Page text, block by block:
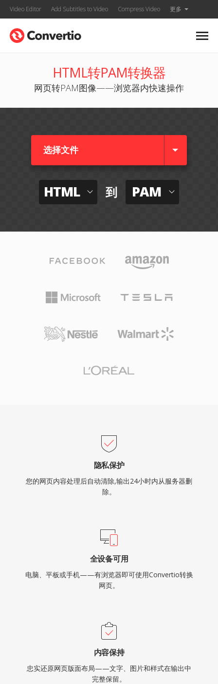
Video Editor Add Subtitles to Video Compress Video 更多
HTML转PAM转换器
网页转PAM图像——浏览器内快速操作
选择文件
HTML 到 PAM
隐私保护
您的网页内容处理后自动清除,输出24小时内从服务器删
除。
全设备可用
电脑、平板或手机——有浏览器即可使用Convertio转换
网页。
内容保持
忠实还原网页版面布局——文字、图片和样式在输出中
完整保留。